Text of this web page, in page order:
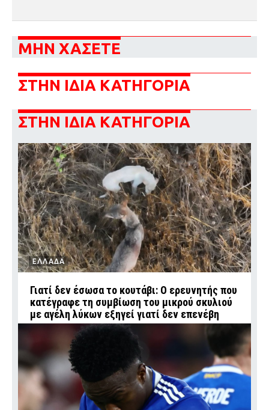
ΜΗΝ ΧΑΣΕΤΕ
ΣΤΗΝ ΙΔΙΑ ΚΑΤΗΓΟΡΙΑ
ΣΤΗΝ ΙΔΙΑ ΚΑΤΗΓΟΡΙΑ
ΕΛΛΑΔΑ
Γιατί δεν έσωσα το κουτάβι: Ο ερευνητής που
κατέγραφε τη συμβίωση του μικρού σκυλιού
με αγέλη λύκων εξηγεί γιατί δεν επενέβη